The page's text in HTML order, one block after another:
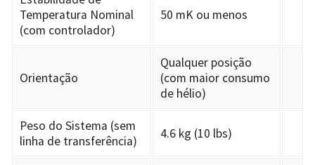
Temperatura Nominal
(com controlador)
50 mK ou menos
Orientação
Qualquer posição
(com maior consumo
de hélio)
Peso do Sistema (sem
linha de transferência)
4.6 kg (10 lbs)